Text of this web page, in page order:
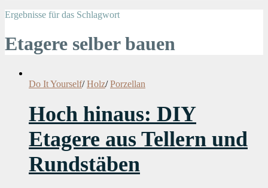
Ergebnisse für das Schlagwort
Etagere selber bauen
Do It Yourself/ Holz/ Porzellan
Hoch hinaus: DIY
Etagere aus Tellern und
Rundstäben